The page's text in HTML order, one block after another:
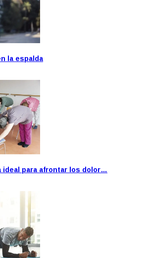
la espalda
ideal para afrontar los dolor…